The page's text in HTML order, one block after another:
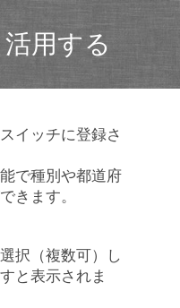
用する
イッチに登録さ
で種別や都道府
きます。
択（複数可）し
と表示されま